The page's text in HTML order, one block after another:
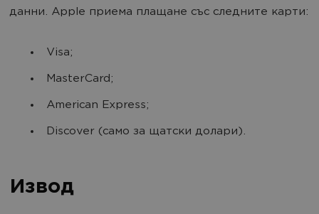
данни. Apple приема плащане със следните карти:
Visa;
MasterCard;
American Express;
Discover (само за щатски долари).
Извод